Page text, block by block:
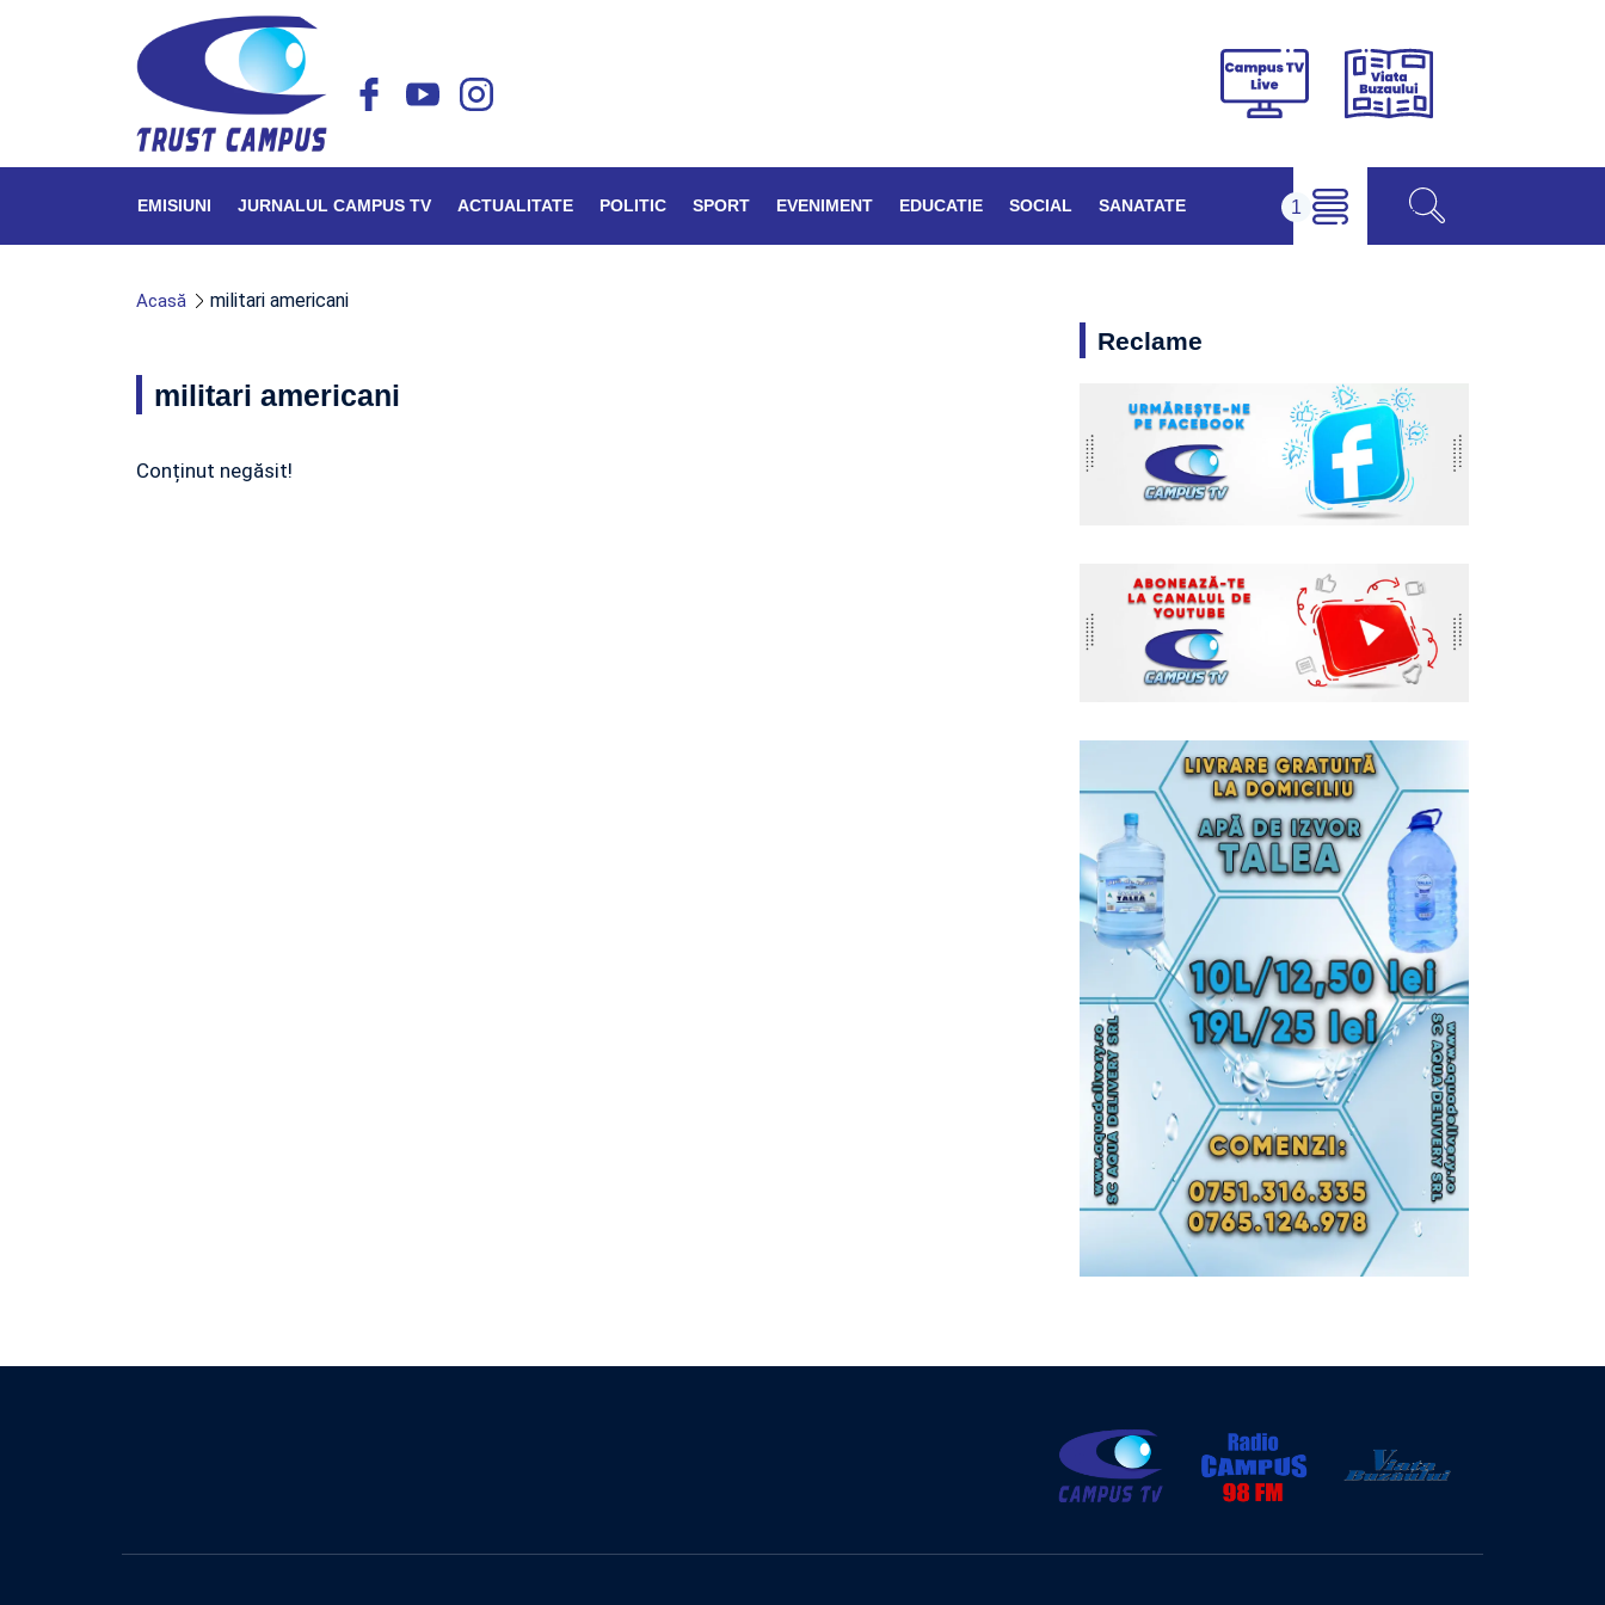
Campus
Viața
EMISIUNI JURNALUL CAMPUS TV ACTUALITATE POLITIC SPORT EVENIMENT EDUCATIE SOCIAL SANATATE
Acasă militari americani
militari americani
Conținut negăsit!
Reclame